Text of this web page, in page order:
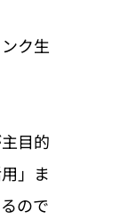
ク生
目的
」ま
ので